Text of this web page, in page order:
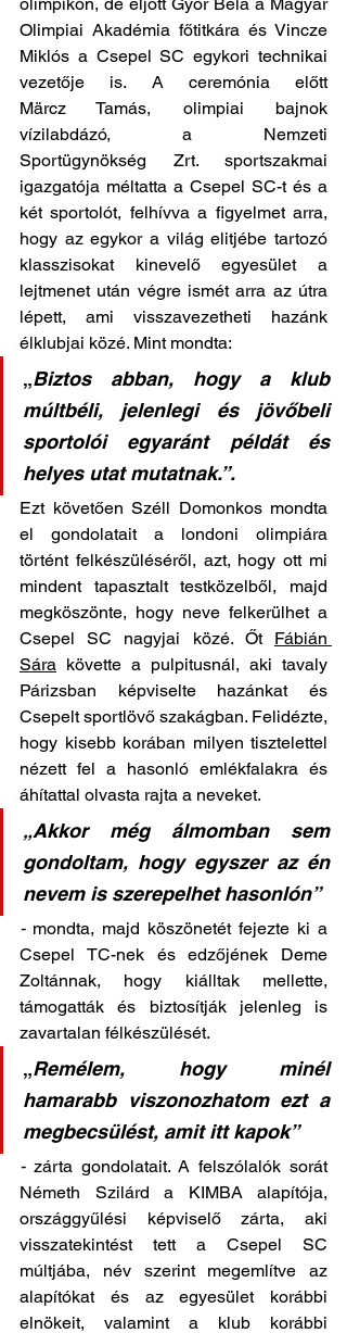
Olimpiai Akadémia főtitkára és Vincze
Miklós a Csepel SC egykori technikai
vezetője is. A ceremónia előtt
Märcz Tamás, olimpiai bajnok
vízilabdázó, a Nemzeti
Sportügynökség Zrt. sportszakmai
igazgatója méltatta a Csepel SC-t és a
két sportolót, felhívva a figyelmet arra,
hogy az egykor a világ elitjébe tartozó
klasszisokat kinevelő egyesület a
lejtmenet után végre ismét arra az útra
lépett, ami visszavezetheti hazánk
élklubjai közé. Mint mondta:
„Biztos abban, hogy a klub
múltbéli, jelenlegi és jövőbeli
sportolói egyaránt példát és
helyes utat mutatnak.”.
Ezt követően Széll Domonkos mondta
el gondolatait a londoni olimpiára
történt felkészüléséről, azt, hogy ott mi
mindent tapasztalt testközelből, majd
megköszönte, hogy neve felkerülhet a
Csepel SC nagyjai közé. Őt Fábián
Sára követte a pulpitusnál, aki tavaly
Párizsban képviselte hazánkat és
Csepelt sportlövő szakágban. Felidézte,
hogy kisebb korában milyen tisztelettel
nézett fel a hasonló emlékfalakra és
áhítattal olvasta rajta a neveket.
„Akkor még álmomban sem
gondoltam, hogy egyszer az én
nevem is szerepelhet hasonlón”
- mondta, majd köszönetét fejezte ki a
Csepel TC-nek és edzőjének Deme
Zoltánnak, hogy kiálltak mellette,
támogatták és biztosítják jelenleg is
zavartalan félkészülését.
„Remélem, hogy minél
hamarabb viszonozhatom ezt a
megbecsülést, amit itt kapok”
- zárta gondolatait. A felszólalók sorát
Németh Szilárd a KIMBA alapítója,
országgyűlési képviselő zárta, aki
visszatekintést tett a Csepel SC
múltjába, név szerint megemlítve az
alapítókat és az egyesület korábbi
elnökeit, valamint a klub korábbi